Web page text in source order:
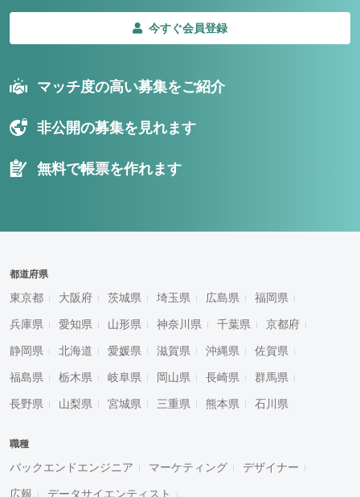
今すぐ会員登録
マッチ度の高い募集をご紹介
非公開の募集を見れます
無料で帳票を作れます
都道府県
東京都 大阪府 茨城県 埼玉県 広島県 福岡県
兵庫県 愛知県 山形県 神奈川県 千葉県 京都府
静岡県 北海道 愛媛県 滋賀県 沖縄県 佐賀県
福島県 栃木県 岐阜県 岡山県 長崎県 群馬県
長野県 山梨県 宮城県 三重県 熊本県 石川県
職種
バックエンドエンジニア マーケティング デザイナー
広報 データサイエンティスト